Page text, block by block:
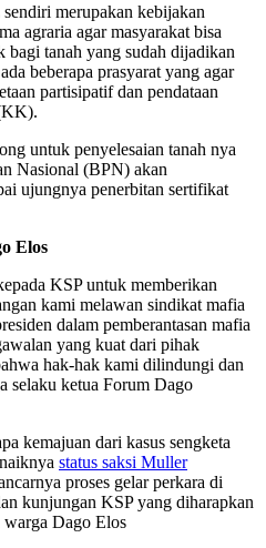
merupakan kebijakan
agraria agar masyarakat bisa
tanah yang sudah dijadikan
beberapa prasyarat yang agar
partisipatif dan pendataan
untuk penyelesaian tanah nya
Nasional (BPN) akan
ujungnya penerbitan sertifikat
Elos
KSP untuk memberikan
kami melawan sindikat mafia
dalam pemberantasan mafia
yang kuat dari pihak
hak-hak kami dilindungi dan
selaku ketua Forum Dago
kemajuan dari kasus sengketa
status saksi Muller
proses gelar perkara di
kunjungan KSP yang diharapkan
warga Dago Elos